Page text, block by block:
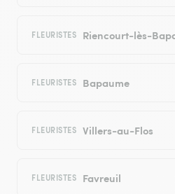
FLEURISTES Riencourt-lès-
FLEURISTES Bapaume
FLEURISTES Villers-au-Flos
FLEURISTES Favreuil